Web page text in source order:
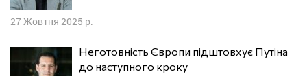
27 Жовтня 2025 р.
Неготовність Європи підштовхує Путіна
до наступного кроку